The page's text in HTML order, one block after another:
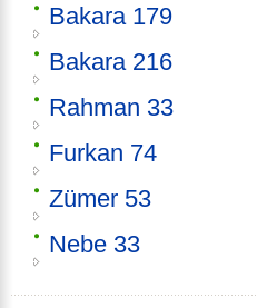
Bakara 179
Bakara 216
Rahman 33
Furkan 74
Zümer 53
Nebe 33